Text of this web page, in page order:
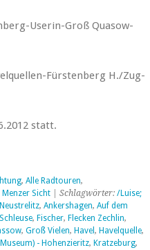
Userin-Groß Quasow-
Fürstenberg H./Zug-
statt.
, Alle Radtouren,
Sicht| Schlagwörter: /Luise;
, Ankershagen, Auf dem
, Fischer, Flecken Zechlin,
, Groß Vielen, Havel , Havelquelle,
- Hohenzieritz, Kratzeburg,